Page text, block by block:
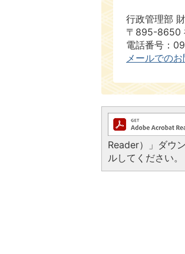
行政管理部
〒895-8650
電話番号：
メールでの
Reader）」ダウ
ルしてください。